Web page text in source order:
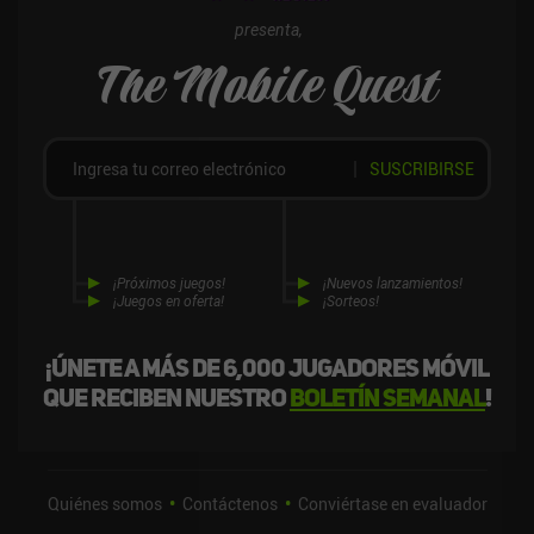
presenta,
The Mobile Quest
¡Únete a más de 6,000 jugadores móvil
que reciben nuestroboletín semanal!
¡Próximos juegos!
¡Juegos en oferta!
¡Nuevos lanzamientos!
¡Sorteos!
SUSCRIBIRSE
Quiénes somos Contáctenos Conviértase en evaluador